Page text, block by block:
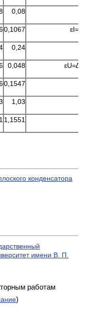
0,08
0,1067
0,24
0,048
0,1547
1,03
1,1551
конденсатора
имени В. П.
работам
)